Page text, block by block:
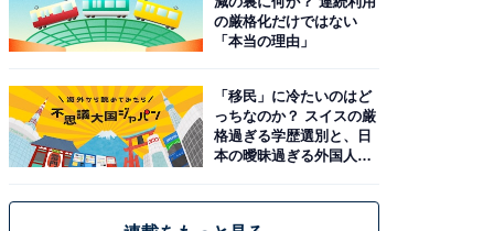
の厳格化だけではない
「本当の理由」
「移民」に冷たいのはど
っちなのか？ スイスの厳
格過ぎる学歴選別と、日
本の曖昧過ぎる外国人政